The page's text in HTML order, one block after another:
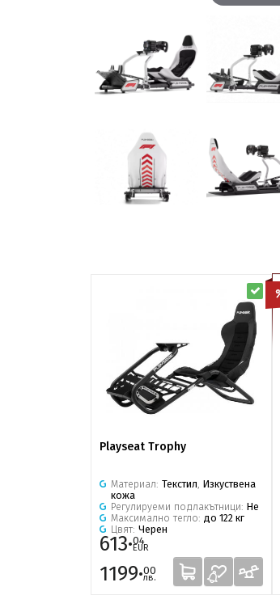
Playseat Trophy
Материал: Текстил Изкуствена
кожа
Регулируеми подлакътници: Не
Максимално тегло: до 122 кг
Цвят: Черен
613·04
EUR
1199·00
лв.